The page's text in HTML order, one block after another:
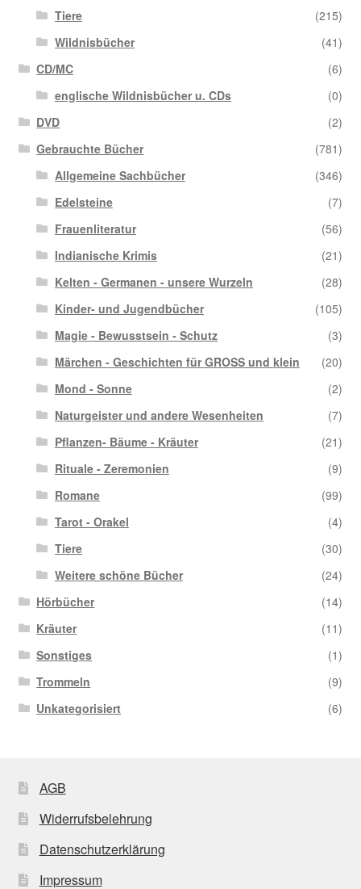
Tiere
(215)
Wildnisbücher
(41)
CD/MC
(6)
englische Wildnisbücher u. CDs
(0)
DVD
(2)
Gebrauchte Bücher
(781)
Allgemeine Sachbücher
(346)
Edelsteine
(7)
Frauenliteratur
(56)
Indianische Krimis
(21)
Kelten - Germanen - unsere Wurzeln
(28)
Kinder- und Jugendbücher
(105)
Magie - Bewusstsein - Schutz
(3)
Märchen - Geschichten für GROSS und klein
(20)
Mond - Sonne
(2)
Naturgeister und andere Wesenheiten
(7)
Pflanzen- Bäume - Kräuter
(21)
Rituale - Zeremonien
(9)
Romane
(99)
Tarot - Orakel
(4)
Tiere
(30)
Weitere schöne Bücher
(24)
Hörbücher
(14)
Kräuter
(11)
Sonstiges
(1)
Trommeln
(9)
Unkategorisiert
(6)
AGB
Widerrufsbelehrung
Datenschutzerklärung
Impressum